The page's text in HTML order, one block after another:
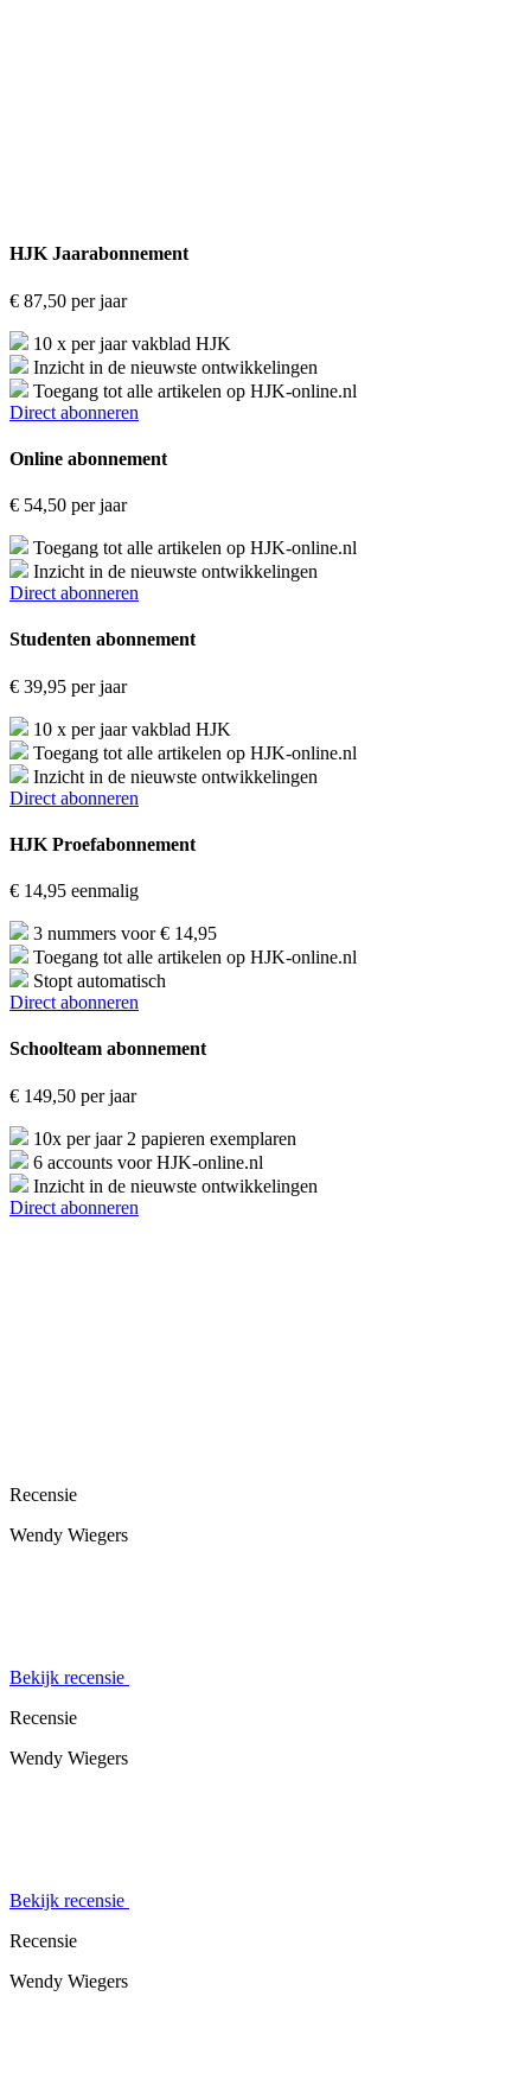
HJK Jaarabonnement
€ 87,50 per jaar
10 x per jaar vakblad HJK
Inzicht in de nieuwste ontwikkelingen
Toegang tot alle artikelen op HJK-online.nl
Direct abonneren
Online abonnement
€ 54,50 per jaar
Toegang tot alle artikelen op HJK-online.nl
Inzicht in de nieuwste ontwikkelingen
Direct abonneren
Studenten abonnement
€ 39,95 per jaar
10 x per jaar vakblad HJK
Toegang tot alle artikelen op HJK-online.nl
Inzicht in de nieuwste ontwikkelingen
Direct abonneren
HJK Proefabonnement
€ 14,95 eenmalig
3 nummers voor € 14,95
Toegang tot alle artikelen op HJK-online.nl
Stopt automatisch
Direct abonneren
Schoolteam abonnement
€ 149,50 per jaar
10x per jaar 2 papieren exemplaren
6 accounts voor HJK-online.nl
Inzicht in de nieuwste ontwikkelingen
Direct abonneren
Recensie
Wendy Wiegers
Bekijk recensie
Recensie
Wendy Wiegers
Bekijk recensie
Recensie
Wendy Wiegers